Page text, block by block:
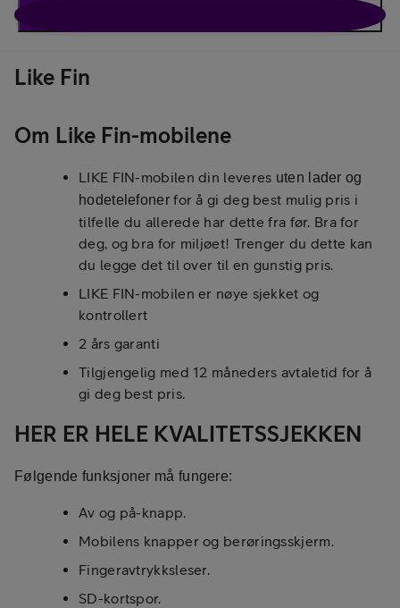
Like Fin
Om Like Fin-mobilene
LIKE FIN-mobilen din leveres uten lader og
hodetelefonerfor å gi deg best mulig pris i
tilfelle du allerede har dette fra før. Bra for
deg, og bra for miljøet! Trenger du dette kan
du legge det til over til en gunstig pris.
LIKE FIN-mobilen er nøye sjekket og
kontrollert
2 års garanti
Tilgjengelig med 12 måneders avtaletid for å
gi deg best pris.
HER ER HELE KVALITETSSJEKKEN
Følgende funksjoner må fungere:
Av og på-knapp.
Mobilens knapper og berøringsskjerm.
Fingeravtrykksleser.
SD-kortspor.